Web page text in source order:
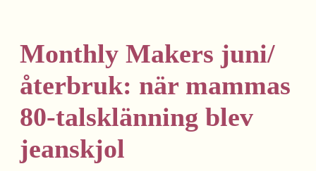
Monthly Makers juni/
återbruk: när mammas
80-talsklänning blev
jeanskjol